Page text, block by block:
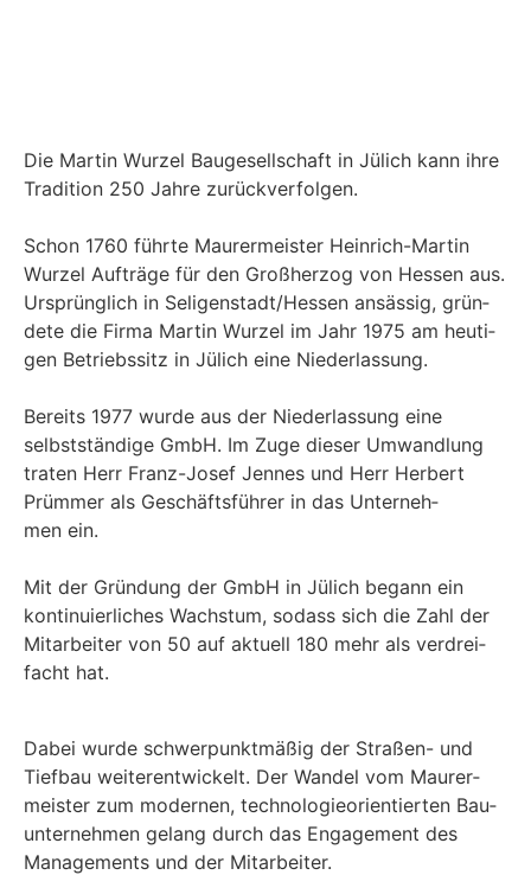
Die Mar­tin Wur­zel Bau­ge­sell­schaft in Jülich kann ihre
Tra­di­ti­on 250 Jah­re zurückverfolgen.
Schon 1760 führ­te Mau­rer­meis­ter Hein­rich-Mar­tin
Wur­zel Auf­trä­ge für den Groß­her­zog von Hes­sen aus.
Ursprüng­lich in Seligenstadt/​Hessen ansäs­sig, grün­
de­te die Fir­ma Mar­tin Wur­zel im Jahr 1975 am heu­ti­
gen Betriebs­sitz in Jülich eine Niederlassung.
Bereits 1977 wur­de aus der Nie­der­las­sung eine
selbst­stän­di­ge GmbH. Im Zuge die­ser Umwand­lung
tra­ten Herr Franz-Josef Jen­nes und Herr Her­bert
Prüm­mer als Geschäfts­füh­rer in das Unter­neh­
men ein.
Mit der Grün­dung der GmbH in Jülich begann ein
kon­ti­nu­ier­li­ches Wachs­tum, sodass sich die Zahl der
Mit­ar­bei­ter von 50 auf aktu­ell 180 mehr als ver­drei­
facht hat.
Dabei wur­de schwer­punkt­mä­ßig der Stra­ßen- und
Tief­bau wei­ter­ent­wi­ckelt. Der Wan­del vom Mau­rer­
meis­ter zum moder­nen, tech­no­lo­gie­ori­en­tier­ten Bau­
un­ter­neh­men gelang durch das Enga­ge­ment des
Manage­ments und der Mitarbeiter.